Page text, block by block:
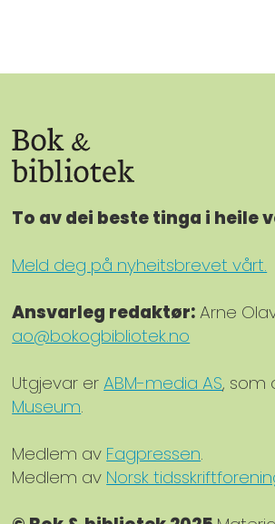
To av dei beste tinga i heile
Meld deg på nyheitsbrevet vårt.
Ansvarleg redaktør:Arne
ao@bokogbibliotek.no
Utgjevar erABM-media AS, som
Museum.
Medlem avFagpressen.
Medlem avNorsk